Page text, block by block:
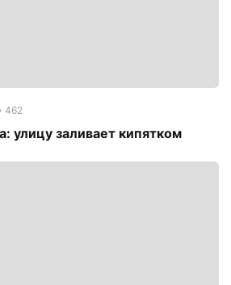
462
улицу заливает кипятком